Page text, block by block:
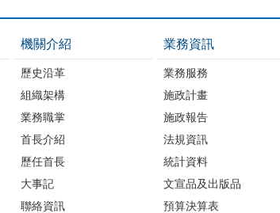
機關介紹
歷史沿革
組織架構
業務職掌
首長介紹
歷任首長
大事記
聯絡資訊
業務資訊
業務服務
施政計畫
施政報告
法規資訊
統計資料
文宣品及出版品
預算決算表